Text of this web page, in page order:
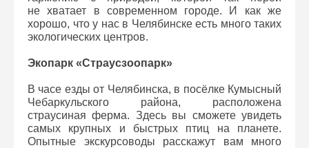
не хватает в современном городе. И как же
хорошо, что у нас в Челябинске есть много таких
экологических центров.
Экопарк «Страусзоопарк»
В часе езды от Челябинска, в посёлке Кумысный
Чебаркульского района, расположена
страусиная ферма. Здесь вы сможете увидеть
самых крупных и быстрых птиц на планете.
Опытные экскурсоводы расскажут вам много